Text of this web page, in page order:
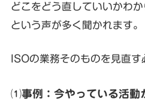
どこをどう直していいかわか
という声が多く聞かれます。
ISOの業務そのものを見直す
⑴事例：今やっている活動